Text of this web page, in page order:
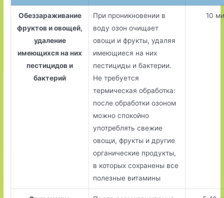
Обеззараживание
фруктов и овощей,
удаление
имеющихся на них
пестицидов и
бактерий
При проникновении в
воду озон очищает
овощи и фрукты, удаляя
имеющиеся на них
пестициды и бактерии.
Не требуется
термическая обработка:
после обработки озоном
можно спокойно
употреблять свежие
овощи, фрукты и другие
органические продукты,
в которых сохранены все
полезные витамины
10